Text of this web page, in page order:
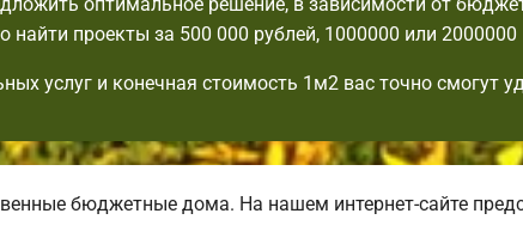
найти проекты за 500 000 рублей, 1000000 или 2000000
услуг и конечная стоимость 1м2 вас точно смогут
бюджетные дома. На нашем интернет-сайте